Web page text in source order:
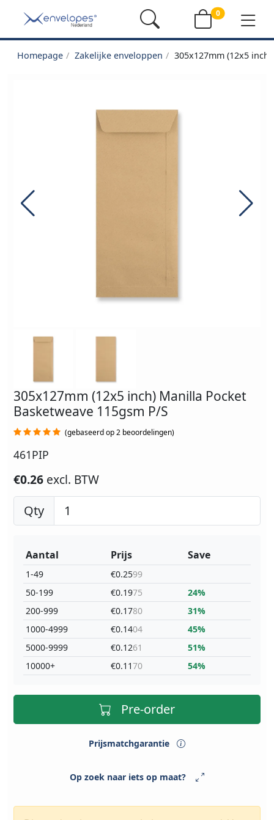
0
Homepage Zakelijke enveloppen 305x127mm (12x5
305x127mm (12x5 inch) Manilla Pocket
Basketweave 115gsm P/S
(gebaseerd op 2 beoordelingen)
461PIP
€0.26 excl. BTW
Qty
Aantal
1-49
50-199
200-999
1000-4999
5000-9999
10000+
Prijs
€0.2599
€0.1975
€0.1780
€0.1404
€0.1261
€0.1170
Save
24%
31%
45%
51%
54%
Pre-order
Prijsmatchgarantie
Op zoek naar iets op maat?